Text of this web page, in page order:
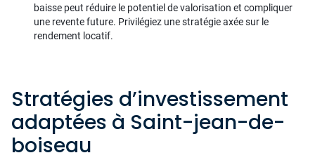
baisse peut réduire le potentiel de valorisation et compliquer
une revente future. Privilégiez une stratégie axée sur le
rendement locatif.
Stratégies d’investissement
adaptées à Saint-jean-de-
boiseau